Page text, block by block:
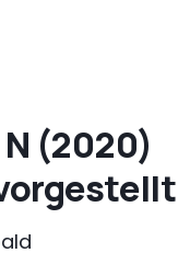
(2020)